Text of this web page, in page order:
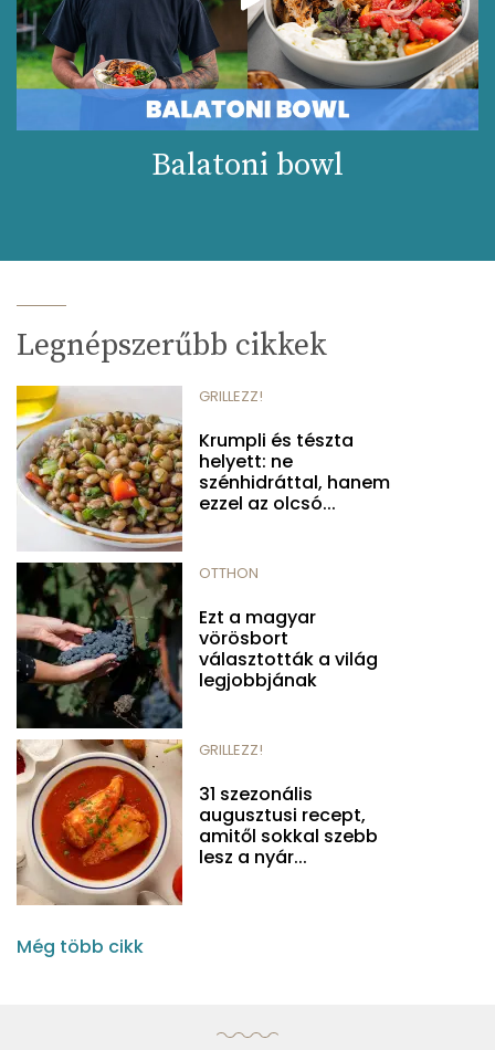
Balatoni bowl
Legnépszerűbb cikkek
GRILLEZZ!
Krumpli és tészta
helyett: ne
szénhidráttal, hanem
ezzel az olcsó...
OTTHON
Ezt a magyar
vörösbort
választották a világ
legjobbjának
GRILLEZZ!
31 szezonális
augusztusi recept,
amitől sokkal szebb
lesz a nyár...
Még több cikk